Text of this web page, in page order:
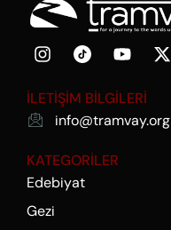
İLETİŞİM BİLGİLERİ
info@tramvay.org
KATEGORİLER
Edebiyat
Gezi